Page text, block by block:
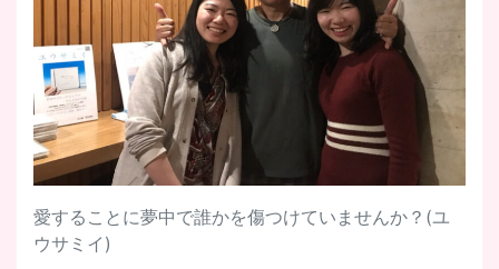
愛することに夢中で誰かを傷つけていませんか？(ユ
ウサミイ)